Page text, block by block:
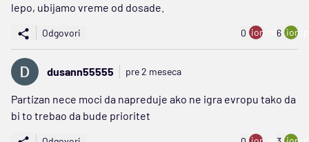
lepo, ubijamo vreme od dosade.
Odgovori 0 ion:minus
6
dusann55555 pre 2 meseca
Partizan nece moci da napreduje ako ne igra evropu tako da
bi to trebao da bude prioritet